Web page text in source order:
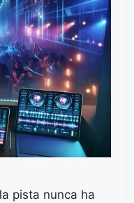
pista nunca ha